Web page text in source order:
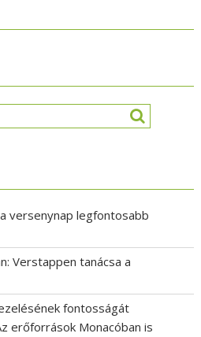
versenynap legfontosabb
Verstappen tanácsa a
fontosságát
erőforrások Monacóban is